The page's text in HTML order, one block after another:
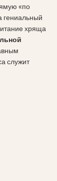
«по
гениальный
хряща
служит